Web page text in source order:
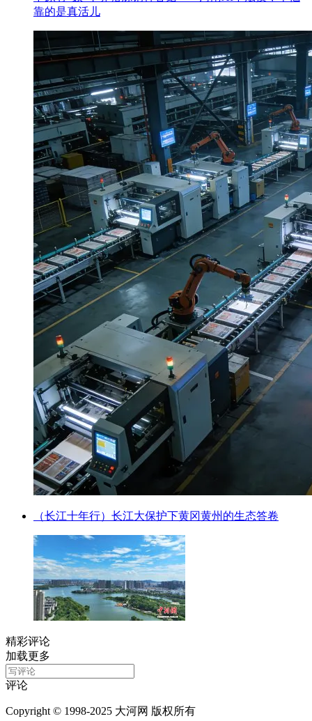
靠的是真活儿
（长江十年行）长江大保护下黄冈黄州的生态答卷
精彩评论
加载更多
评论
Copyright © 1998-2025 大河网 版权所有